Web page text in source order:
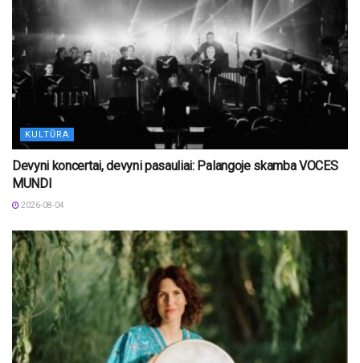
KULTŪRA
Devyni koncertai, devyni pasauliai: Palangoje skamba VOCES
MUNDI
2026-08-04